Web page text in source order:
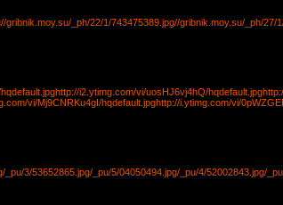
//gribnik.moy.su/_ph/22/1/743475389.jpg//gribnik.moy.su/_ph/27/
http://i2.ytimg.com/vi/uosHJ6vj4hQ/hqdefault.jpg
vi/Mj9CNRKu4gI/hqdefault.jpghttp://i.ytimg.com/vi/
/_pu/3/53652865.jpg/_pu/5/04050494.jpg/_pu/4/52002843.jpg/